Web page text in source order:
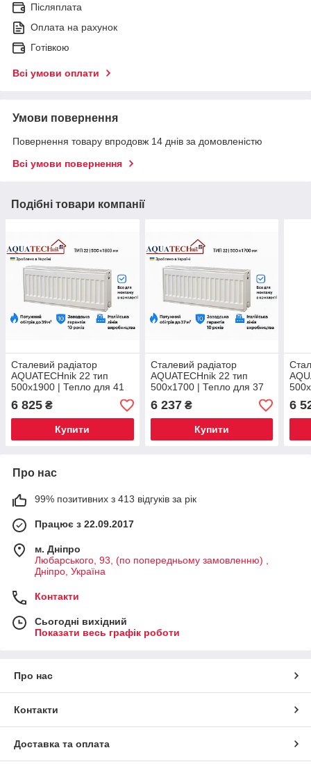
Післяплата
Оплата на рахунок
Готівкою
Всі умови оплати
Умови повернення
Повернення товару впродовж 14 днів за домовленістю
Всі умови повернення
Подібні товари компанії
Сталевий радіатор
AQUATECHnik 22 тип
500x1900 | Тепло для 41
м² | Гарантія 10 років |
Україна
6 825 ₴
Купити
Сталевий радіатор
AQUATECHnik 22 тип
500x1700 | Тепло для 37
м² | Гарантія 10 років |
Україна
6 237₴
Купити
м² |
6
Про нас
99% позитивних з 413 відгуків за рік
Працює з 22.09.2017
м. Дніпро
Любарського, 93, (по попередньому замовленню) ,
Дніпро, Україна
Контакти
Сьогодні вихідний
Показати весь графік роботи
Про нас
Контакти
Доставка та оплата